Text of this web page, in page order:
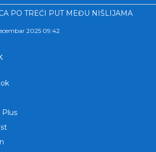
PO TREĆI PUT MEĐU NIŠLIJAMA
2025 09:42
Plus